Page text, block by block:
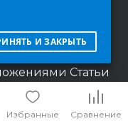
Избранные Сравнение
характер и
публичной
Статьи
Российской
И ЗАКРЫТЬ